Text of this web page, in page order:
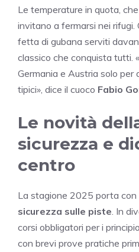
Le temperature in quota,
invitano a fermarsi nei rifugi.
fetta di gubana serviti
classico che conquista tutti.
Germania e Austria solo per
tipici», dice il cuoco Fabio
Le novità
sicurezza e
centro
La stagione 2025 porta con
sicurezza sulle piste . In
corsi obbligatori per i
con brevi prove pratiche